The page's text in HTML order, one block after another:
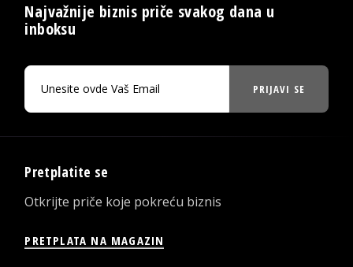
Najvažnije biznis priče svakog dana u
inboksu
PRIJAVI SE
Pretplatite se
Otkrijte priče koje pokreću biznis
PRETPLATA NA MAGAZIN